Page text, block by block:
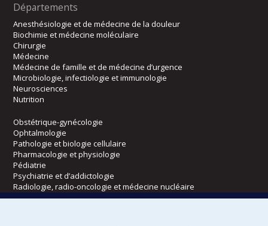
Départements
Anesthésiologie et de médecine de la douleur
Biochimie et médecine moléculaire
Chirurgie
Médecine
Médecine de famille et de médecine d’urgence
Microbiologie, infectiologie et immunologie
Neurosciences
Nutrition
Obstétrique-gynécologie
Ophtalmologie
Pathologie et biologie cellulaire
Pharmacologie et physiologie
Pédiatrie
Psychiatrie et d’addictologie
Radiologie, radio-oncologie et médecine nucléaire